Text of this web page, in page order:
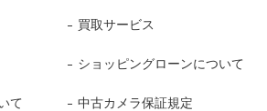
買取サービス
ショッピングローンについて
て 中古カメラ保証規定